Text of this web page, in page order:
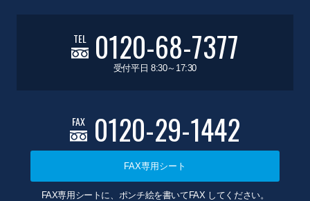
TEL 0120-68-7377
受付平日 8:30～17:30
FAX 0120-29-1442
FAX専用シート
FAX専用シートに、ポンチ絵を書いてFAX してください。